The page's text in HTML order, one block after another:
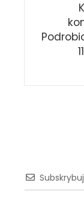
Subskrybuj